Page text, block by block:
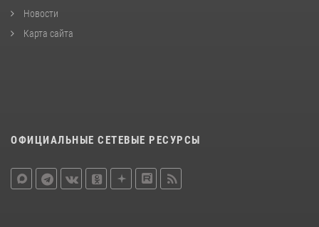
Новости
Карта сайта
ОФИЦИАЛЬНЫЕ СЕТЕВЫЕ РЕСУРСЫ